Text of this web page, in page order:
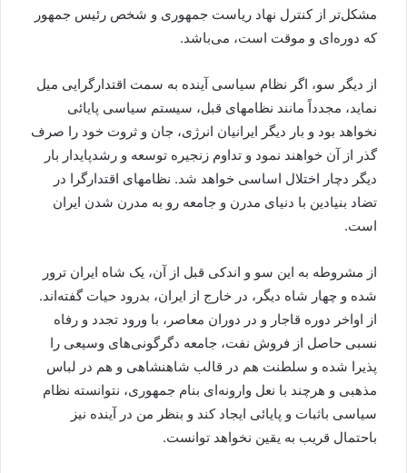
مشکل‌تر از کنترل نهاد ریاست جمهوری و شخص رئیس جمهور
که دوره‌ای و موقت است، می‌باشد.
از دیگر سو، اگر نظام سیاسی آینده به سمت اقتدارگرایی میل
نماید، مجدداً مانند نظامهای قبل، سیستم سیاسی پایائی
نخواهد بود و بار دیگر ایرانیان انرژی، جان و ثروت خود را صرف
گذر از آن خواهند نمود و تداوم زنجیره توسعه و رشدپایدار بار
دیگر دچار اختلال اساسی خواهد شد. نظامهای اقتدارگرا در
تضاد بنیادین با دنیای مدرن و جامعه رو به مدرن شدن ایران
است.
از مشروطه به این سو و اندکی قبل از آن، یک شاه ایران ترور
شده و چهار شاه دیگر، در خارج از ایران، بدرود حیات گفته‌اند.
از اواخر دوره قاجار و در دوران معاصر، با ورود تجدد و رفاه
نسبی حاصل از فروش نفت، جامعه دگرگونی‌های وسیعی را
پذیرا شده و سلطنت هم در قالب شاهنشاهی و هم در لباس
مذهبی و هرچند با نعل وارونه‌ای بنام جمهوری، نتوانسته نظام
سیاسی باثبات و پایائی ایجاد کند و بنظر من در آینده نیز
باحتمال قریب به یقین نخواهد توانست.